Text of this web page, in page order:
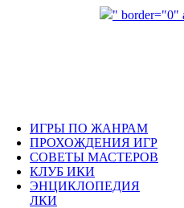
" border="0"
ИГРЫ ПО ЖАНРАМ
ПРОХОЖДЕНИЯ ИГР
СОВЕТЫ МАСТЕРОВ
КЛУБ ИКИ
ЭНЦИКЛОПЕДИЯ
ЛКИ